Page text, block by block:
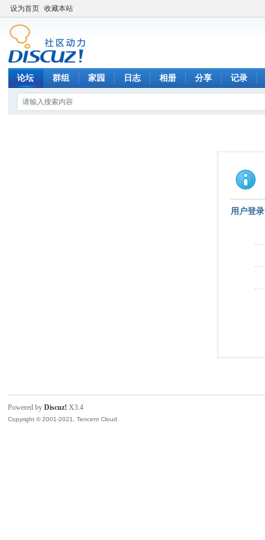
设为首页 收藏本站
论坛 群组 家园 日志 相册 分享 记录
用户登录
Powered byDiscuz! X3.4
Copyright © 2001-2021, Tencent Cloud.